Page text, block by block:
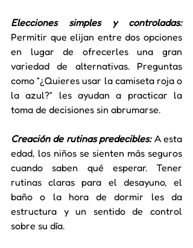
Elecciones simples y controladas:
Permitir que elijan entre dos opciones
en lugar de ofrecerles una gran
variedad de alternativas. Preguntas
como “¿Quieres usar la camiseta roja o
la azul?” les ayudan a practicar la
toma de decisiones sin abrumarse.
Creación de rutinas predecibles: A esta
edad, los niños se sienten más seguros
cuando saben qué esperar. Tener
rutinas claras para el desayuno, el
baño o la hora de dormir les da
estructura y un sentido de control
sobre su día.